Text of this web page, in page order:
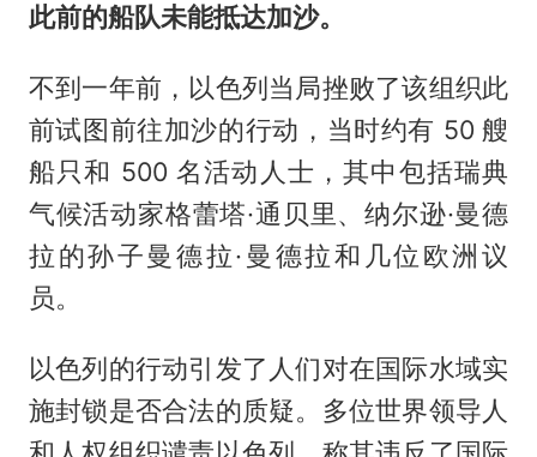
此前的船队未能抵达加沙。
不到一年前，以色列当局挫败了该组织此
前试图前往加沙的行动，当时约有 50 艘
船只和 500 名活动人士，其中包括瑞典
气候活动家格蕾塔·通贝里、纳尔逊·曼德
拉的孙子曼德拉·曼德拉和几位欧洲议
员。
以色列的行动引发了人们对在国际水域实
施封锁是否合法的质疑。多位世界领导人